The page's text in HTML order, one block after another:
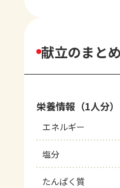
献立のまとめ
栄養情報（1人分）
エネルギー
塩分
たんぱく質